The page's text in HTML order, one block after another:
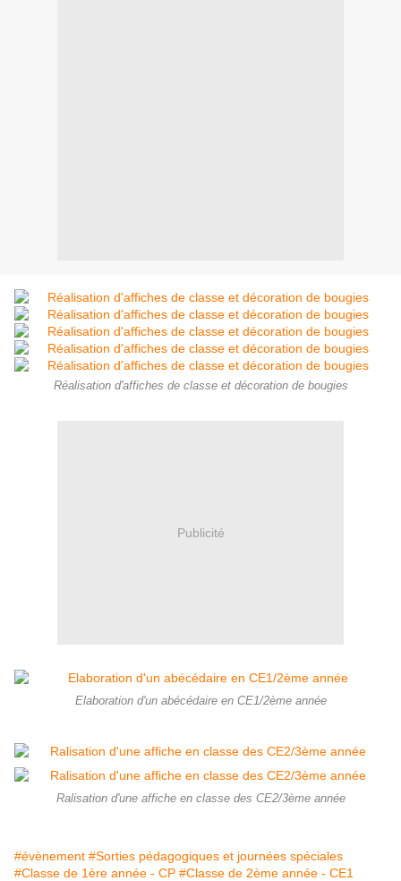
Réalisation d'affiches de classe et décoration de bougies
Publicité
Elaboration d'un abécédaire en CE1/2ème année
Ralisation d'une affiche en classe des CE2/3ème année
#évènement #Sorties pédagogiques et journées spéciales
#Classe de 1ère année - CP #Classe de 2ème année - CE1